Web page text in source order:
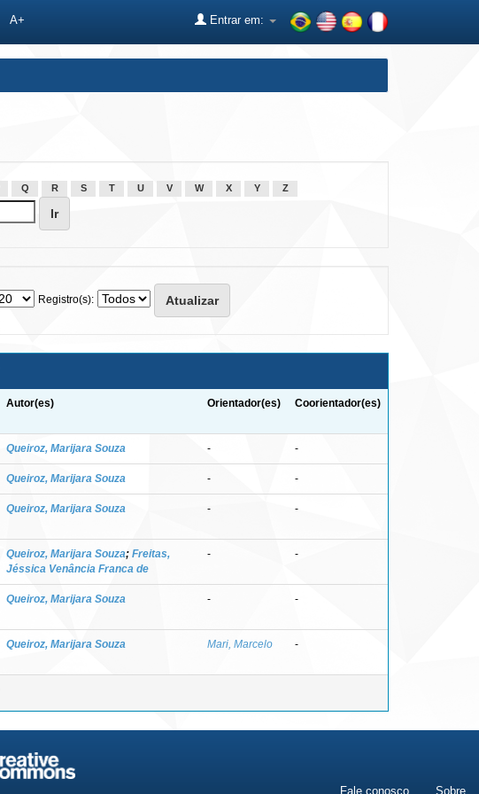
A+ Entrar em:
Q R S T U V W X Y Z
Registro(s):
Autor(es) Orientador(es) Coorientador(es)
Queiroz, Marijara Souza - -
Queiroz, Marijara Souza - -
Queiroz, Marijara Souza - -
Queiroz, Marijara Souza; Freitas,
Jéssica Venância Franca de
- -
Queiroz, Marijara Souza - -
Queiroz, Marijara Souza Mari, Marcelo -
Fale conosco Sobre